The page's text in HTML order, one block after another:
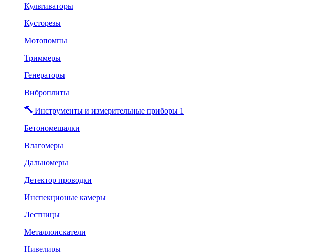
Культиваторы
Кусторезы
Мотопомпы
Триммеры
Генераторы
Виброплиты
Инструменты и измерительные приборы 1
Бетономешалки
Влагомеры
Дальномеры
Детектор проводки
Инспекционые камеры
Лестницы
Металлоискатели
Нивелиры